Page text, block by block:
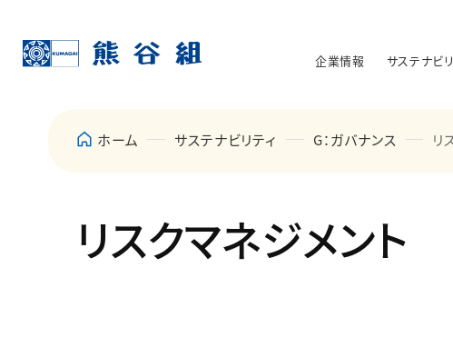
企業情報 サステナビ
ホーム サステナビリティ G：ガバナンス リ
リスクマネジメント